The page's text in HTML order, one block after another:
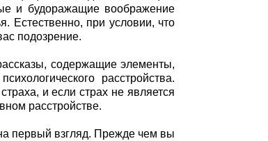
и будоражащие воображение
Естественно, при условии, что
подозрение.
содержащие элементы,
расстройства.
и если страх не является
расстройстве.
первый взгляд. Прежде чем вы